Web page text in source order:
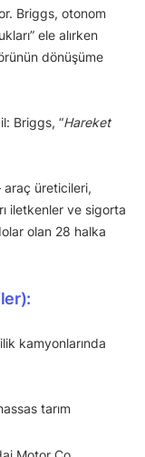
Briggs, otonom
ele alırken
dönüşüme
Briggs, “Hareket
araç üreticileri,
iletkenler ve sigorta
olan 28 halka
kamyonlarında
tarım